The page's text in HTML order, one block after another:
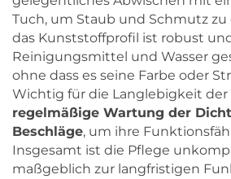
Tuch, um Staub und Schmutz
das Kunststoffprofil ist robust
Reinigungsmittel und Wasser
ohne dass es seine Farbe oder
Wichtig für die Langlebigkeit der
regelmäßige Wartung der
Beschläge, um ihre
Insgesamt ist die Pflege
maßgeblich zur langfristigen